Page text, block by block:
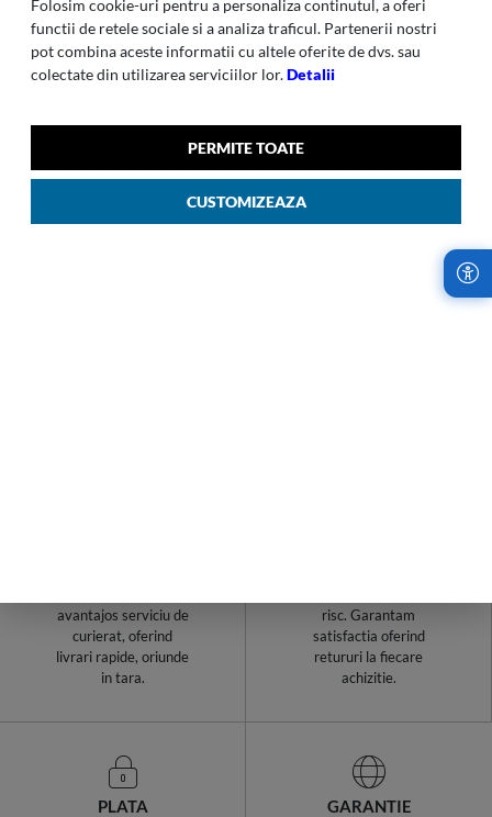
Folosim cookie-uri pentru a personaliza continutul, a oferi
functii de retele sociale si a analiza traficul. Partenerii nostri
pot combina aceste informatii cu altele oferite de dvs. sau
colectate din utilizarea serviciilor lor.Detalii
PERMITE TOATE
CUSTOMIZEAZA
D'LITE
D Lite -beauty Case Rosu 10
D'LITE
D Lite-306 Troller S Spin
avantajos serviciu de
curierat, oferind
livrari rapide, oriunde
in tara.
risc. Garantam
satisfactia oferind
retururi la fiecare
achizitie.
PLATA
GARANTIE